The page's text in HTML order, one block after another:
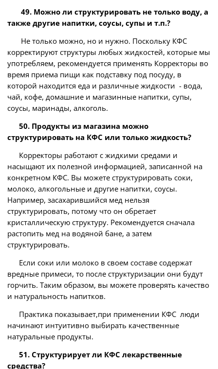
49. Можно ли структурировать не только воду, а
также другие напитки, соусы, супы и т.п.?
Не только можно, но и нужно. Поскольку КФС
корректируют структуры любых жидкостей, которые мы
употребляем, рекомендуется применять Корректоры во
время приема пищи как подставку под посуду, в
которой находится еда и различные жидкости - вода,
чай, кофе, домашние и магазинные напитки, супы,
соусы, маринады, алкоголь.
50. Продукты из магазина можно
структурировать на КФС или только жидкость?
Корректоры работают с жидкими средами и
насыщают их полезной информацией, записанной на
конкретном КФС. Вы можете структурировать соки,
молоко, алкогольные и другие напитки, соусы.
Например, засахарившийся мед нельзя
структурировать, потому что он обретает
кристаллическую структуру. Рекомендуется сначала
растопить мед на водяной бане, а затем
структурировать.
Если соки или молоко в своем составе содержат
вредные примеси, то после структуризации они будут
горчить. Таким образом, вы можете проверять качество
и натуральность напитков.
Практика показывает,при применении КФС люди
начинают интуитивно выбирать качественные
натуральные продукты.
51. Структурирует ли КФС лекарственные
средства?